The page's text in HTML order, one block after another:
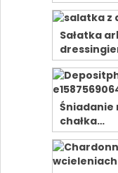
Sałatka
Śniadanie
chałka…